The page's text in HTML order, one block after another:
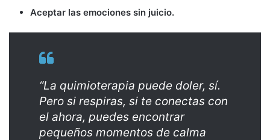
Aceptar las emociones sin juicio.
“La quimioterapia puede doler, sí.
Pero si respiras, si te conectas con
el ahora, puedes encontrar
pequeños momentos de calma